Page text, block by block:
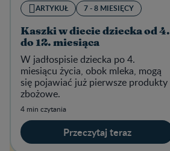
ARTYKUŁ 7 - 8 MIESIĘCY
Kaszki w diecie dziecka od 4.
do 12. miesiąca
W jadłospisie dziecka po 4.
miesiącu życia, obok mleka, mogą
się pojawiać już pierwsze produkty
zbożowe.
4 min czytania
Przeczytaj teraz